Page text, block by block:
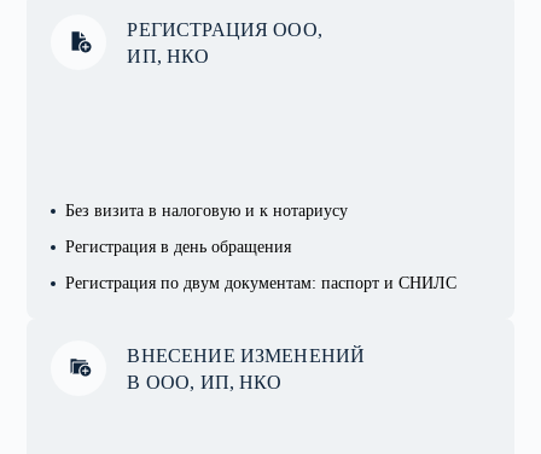
РЕГИСТРАЦИЯ ООО,
ИП, НКО
Без визита в налоговую и к нотариусу
Регистрация в день обращения
Регистрация по двум документам: паспорт и СНИЛС
ВНЕСЕНИЕ ИЗМЕНЕНИЙ
В ООО, ИП, НКО